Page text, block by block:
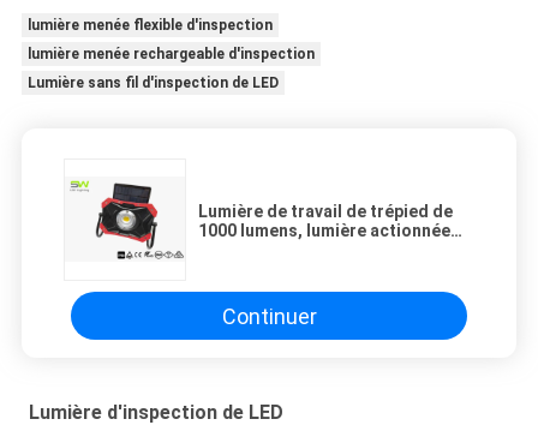
lumière menée flexible d'inspection
lumière menée rechargeable d'inspection
Lumière sans fil d'inspection de LED
Lumière de travail de trépied de
1000 lumens, lumière actionnée
Continuer
Lumière d'inspection de LED